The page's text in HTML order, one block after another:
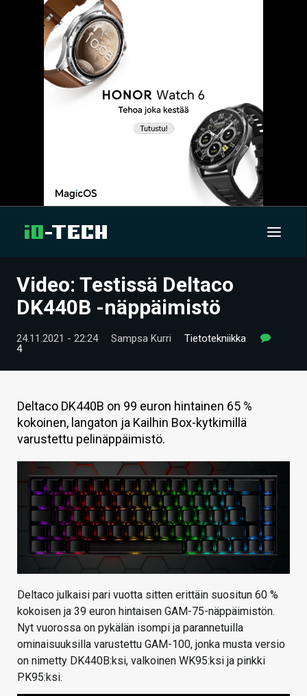
UUTISET
VIDEOT
TIETOA
HINTA.FI
KAUPPA
VAIHDA TEEMA
Video: Testissä Deltaco
DK440B -näppäimistö
24.11.2021 - 22:24 Sampsa Kurri
Tietotekniikka
4
Deltaco DK440B on 99 euron hintainen 65 %
kokoinen, langaton ja Kailhin Box-kytkimillä
varustettu pelinäppäimistö.
Deltaco julkaisi pari vuotta sitten erittäin suositun 60 %
kokoisen ja 39 euron hintaisen GAM-75-näppäimistön.
Nyt vuorossa on pykälän isompi ja parannetuilla
ominaisuuksilla varustettu GAM-100, jonka musta versio
on nimetty DK440B:ksi, valkoinen WK95:ksi ja pinkki
PK95:ksi.